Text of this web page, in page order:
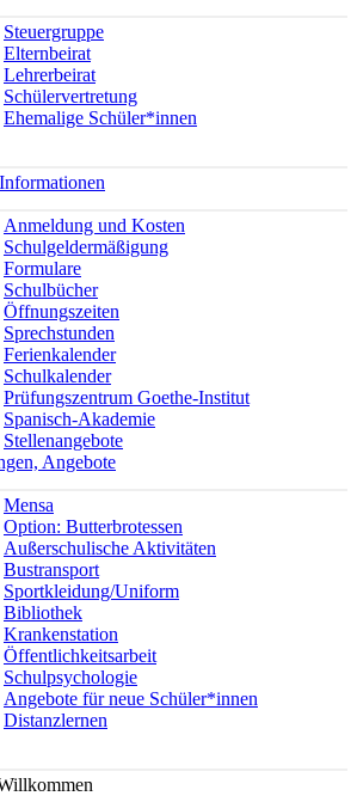
Steuergruppe
Elternbeirat
Lehrerbeirat
Schülervertretung
Ehemalige Schüler*innen
Anmeldung und Kosten
Schulgeldermäßigung
Formulare
Schulbücher
Öffnungszeiten
Sprechstunden
Ferienkalender
Schulkalender
Prüfungszentrum Goethe-Institut
Spanisch-Akademie
Stellenangebote
Angebote
Mensa
Option: Butterbrotessen
Außerschulische Aktivitäten
Bustransport
Sportkleidung/Uniform
Bibliothek
Krankenstation
Öffentlichkeitsarbeit
Schulpsychologie
Angebote für neue Schüler*innen
Distanzlernen